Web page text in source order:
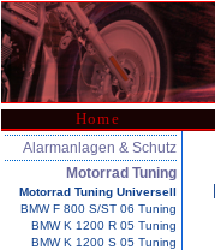
Home
Alarmanlagen & Schutz
Motorrad Tuning
Motorrad Tuning Universell
BMW F 800 S/ST 06 Tuning
BMW K 1200 R 05 Tuning
BMW K 1200 S 05 Tuning